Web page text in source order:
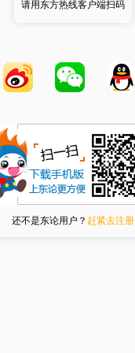
请用东方热线客户端扫码
还不是东论用户？ 赶紧去注册